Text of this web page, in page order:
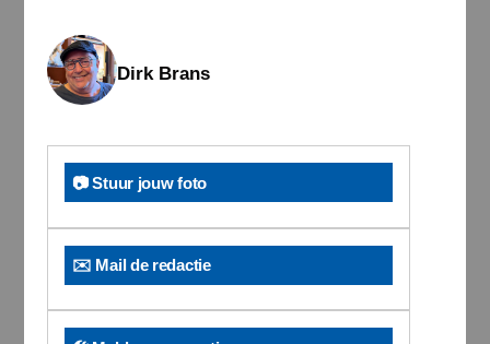
Dirk Brans
📷 Stuur jouw foto
✉️ Mail de redactie